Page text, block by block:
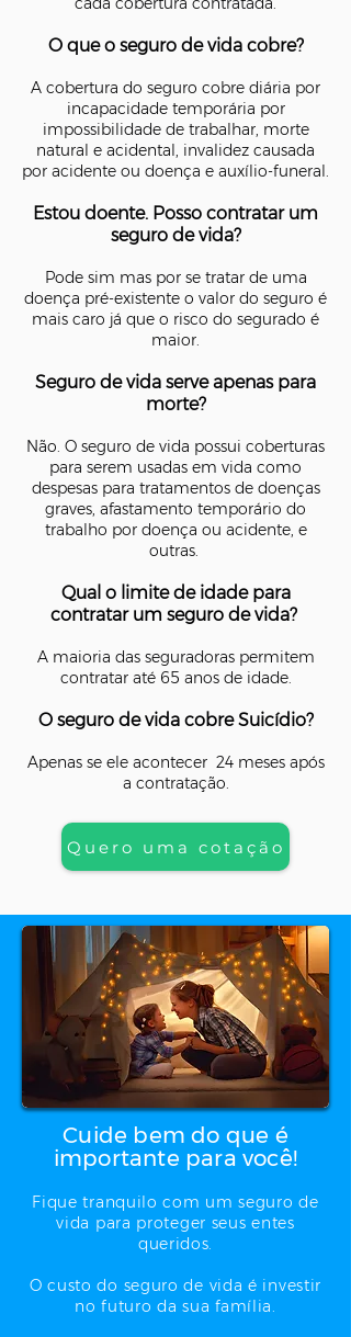
O que o seguro de vida cobre?
A cobertura do seguro cobre diária por
incapacidade temporária por
impossibilidade de trabalhar, morte
natural e acidental, invalidez causada
por acidente ou doença e auxílio-funeral.
Estou doente. Posso contratar um
seguro de vida?
Pode sim mas por se tratar de uma
doença pré-existente o valor do seguro é
mais caro já que o risco do segurado é
maior.
Seguro de vida serve apenas para
morte?
Não. O seguro de vida possui coberturas
para serem usadas em vida como
despesas para tratamentos de doenças
graves, afastamento temporário do
trabalho por doença ou acidente, e
outras.
Qual o limite de idade para
contratar um seguro de vida?
A maioria das seguradoras permitem
contratar até 65 anos de idade.
O seguro de vida cobre Suicídio?
Apenas se ele acontecer 24 meses após
a contratação.
Quero uma cotação
Cuide bem do que é
importante para você!
Fique tranquilo com um seguro de
vida para proteger seus entes
queridos.
O custo do seguro de vida é investir
no futuro da sua família.